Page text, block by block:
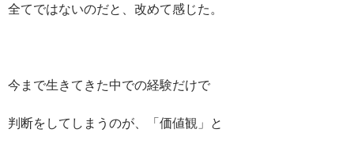
全てではないのだと、改めて感じた。
今まで生きてきた中での経験だけで
判断をしてしまうのが、「価値観」と